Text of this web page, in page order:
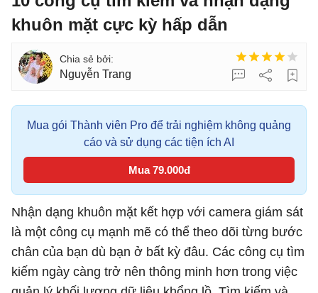
khuôn mặt cực kỳ hấp dẫn
Nguyễn Trang
Mua gói Thành viên Pro để trải nghiệm không quảng
cáo và sử dụng các tiện ích AI
Mua 79.000đ
Nhận dạng khuôn mặt kết hợp với camera giám sát
là một công cụ mạnh mẽ có thể theo dõi từng bước
chân của bạn dù bạn ở bất kỳ đâu. Các công cụ tìm
kiếm ngày càng trở nên thông minh hơn trong việc